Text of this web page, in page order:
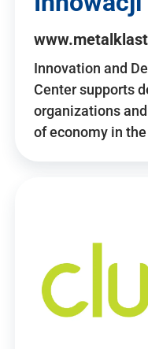
Innovation and
Center supports
organizations
of economy in